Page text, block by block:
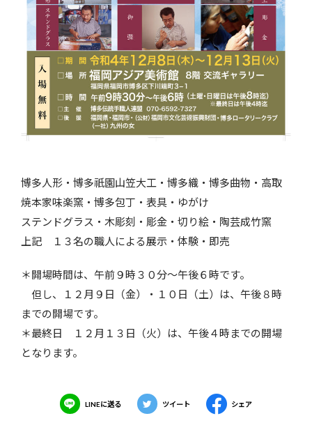
博多人形・博多祇園山笠大工・博多織・博多曲物・高取
焼本家味楽窯・博多包丁・表具・ゆがけ
ステンドグラス・木彫刻・彫金・切り絵・陶芸成竹窯
上記 １３名の職人による展示・体験・即売
＊開場時間は、午前９時３０分～午後６時です。
但し、１２月９日（金）・１０日（土）は、午後８時
までの開場です。
＊最終日 １２月１３日（火）は、午後４時までの開場
となります。
LINEに送る ツイート シェア